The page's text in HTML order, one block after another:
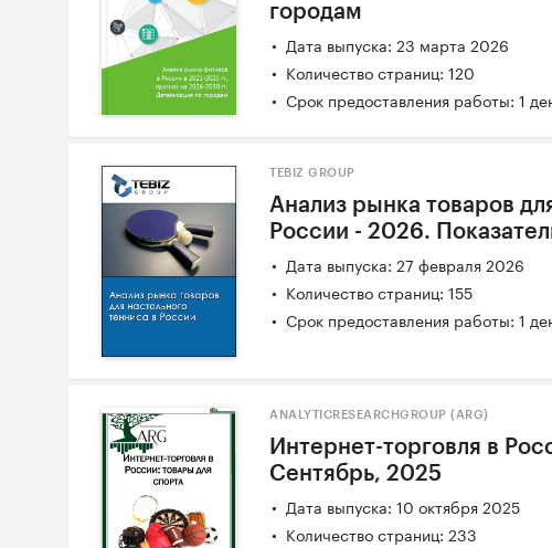
городам
Дата выпуска: 23 марта 2026
Количество страниц: 120
Срок предоставления работы: 1
TEBIZ GROUP
Анализ рынка товаров
России - 2026.
Дата выпуска: 27 февраля 2026
Количество страниц: 155
Срок предоставления работы: 1
ANALYTICRESEARCHGROUP (ARG)
Интернет-торговля в
Сентябрь, 2025
Дата выпуска: 10 октября 2025
Количество страниц: 233